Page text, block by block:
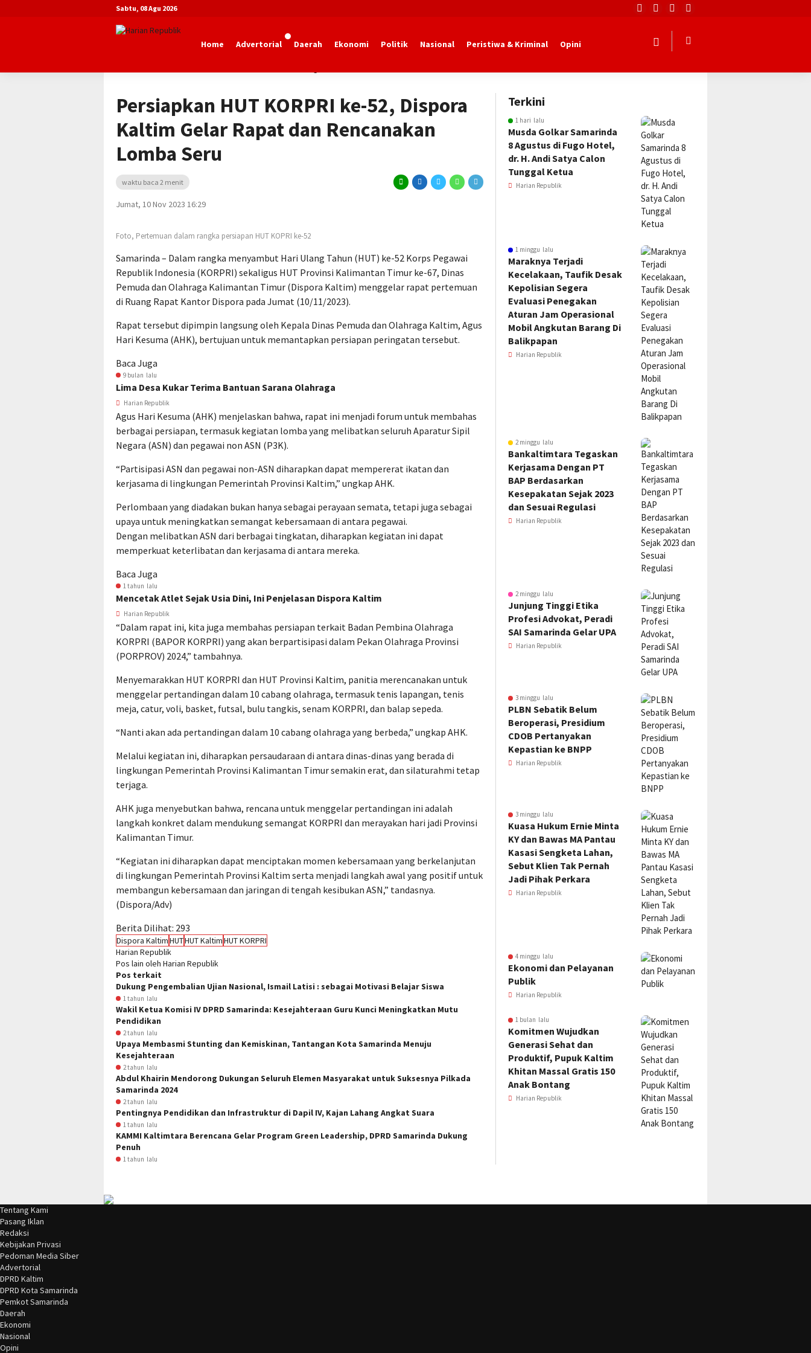
Sabtu, 08 Agu 2026
Home Advertorial Daerah Ekonomi Politik Nasional Peristiwa & Kriminal Opini
Persiapkan HUT KORPRI ke-52, Dispora
Kaltim Gelar Rapat dan Rencanakan
Lomba Seru
waktu baca 2 menit
Jumat, 10 Nov 2023 16:29
Foto, Pertemuan dalam rangka persiapan HUT KOPRI ke-52
Samarinda – Dalam rangka menyambut Hari Ulang Tahun (HUT) ke-52 Korps Pegawai
Republik Indonesia (KORPRI) sekaligus HUT Provinsi Kalimantan Timur ke-67, Dinas
Pemuda dan Olahraga Kalimantan Timur (Dispora Kaltim) menggelar rapat pertemuan
di Ruang Rapat Kantor Dispora pada Jumat (10/11/2023).
Rapat tersebut dipimpin langsung oleh Kepala Dinas Pemuda dan Olahraga Kaltim, Agus
Hari Kesuma (AHK), bertujuan untuk memantapkan persiapan peringatan tersebut.
Baca Juga
9 bulan lalu
Lima Desa Kukar Terima Bantuan Sarana Olahraga
Harian Republik
Agus Hari Kesuma (AHK) menjelaskan bahwa, rapat ini menjadi forum untuk membahas
berbagai persiapan, termasuk kegiatan lomba yang melibatkan seluruh Aparatur Sipil
Negara (ASN) dan pegawai non ASN (P3K).
“Partisipasi ASN dan pegawai non-ASN diharapkan dapat mempererat ikatan dan
kerjasama di lingkungan Pemerintah Provinsi Kaltim,” ungkap AHK.
Perlombaan yang diadakan bukan hanya sebagai perayaan semata, tetapi juga sebagai
upaya untuk meningkatkan semangat kebersamaan di antara pegawai.
Dengan melibatkan ASN dari berbagai tingkatan, diharapkan kegiatan ini dapat
memperkuat keterlibatan dan kerjasama di antara mereka.
Baca Juga
1 tahun lalu
Mencetak Atlet Sejak Usia Dini, Ini Penjelasan Dispora Kaltim
Harian Republik
“Dalam rapat ini, kita juga membahas persiapan terkait Badan Pembina Olahraga
KORPRI (BAPOR KORPRI) yang akan berpartisipasi dalam Pekan Olahraga Provinsi
(PORPROV) 2024,” tambahnya.
Menyemarakkan HUT KORPRI dan HUT Provinsi Kaltim, panitia merencanakan untuk
menggelar pertandingan dalam 10 cabang olahraga, termasuk tenis lapangan, tenis
meja, catur, voli, basket, futsal, bulu tangkis, senam KORPRI, dan balap sepeda.
“Nanti akan ada pertandingan dalam 10 cabang olahraga yang berbeda,” ungkap AHK.
Melalui kegiatan ini, diharapkan persaudaraan di antara dinas-dinas yang berada di
lingkungan Pemerintah Provinsi Kalimantan Timur semakin erat, dan silaturahmi tetap
terjaga.
AHK juga menyebutkan bahwa, rencana untuk menggelar pertandingan ini adalah
langkah konkret dalam mendukung semangat KORPRI dan merayakan hari jadi Provinsi
Kalimantan Timur.
“Kegiatan ini diharapkan dapat menciptakan momen kebersamaan yang berkelanjutan
di lingkungan Pemerintah Provinsi Kaltim serta menjadi langkah awal yang positif untuk
membangun kebersamaan dan jaringan di tengah kesibukan ASN,” tandasnya.
(Dispora/Adv)
Berita Dilihat: 293
Dispora KaltimHUTHUT KaltimHUT KORPRI
Harian Republik
Pos lain oleh Harian Republik
Pos terkait
Dukung Pengembalian Ujian Nasional, Ismail Latisi : sebagai Motivasi Belajar Siswa
1 tahun lalu
Wakil Ketua Komisi IV DPRD Samarinda: Kesejahteraan Guru Kunci Meningkatkan Mutu
Pendidikan
2 tahun lalu
Upaya Membasmi Stunting dan Kemiskinan, Tantangan Kota Samarinda Menuju
Kesejahteraan
2 tahun lalu
Abdul Khairin Mendorong Dukungan Seluruh Elemen Masyarakat untuk Suksesnya Pilkada
Samarinda 2024
2 tahun lalu
Pentingnya Pendidikan dan Infrastruktur di Dapil IV, Kajan Lahang Angkat Suara
1 tahun lalu
KAMMI Kaltimtara Berencana Gelar Program Green Leadership, DPRD Samarinda Dukung
Penuh
1 tahun lalu
Terkini
1 hari lalu
Musda Golkar Samarinda
8 Agustus di Fugo Hotel,
dr. H. Andi Satya Calon
Tunggal Ketua
Harian Republik
1 minggu lalu
Maraknya Terjadi
Kecelakaan, Taufik Desak
Kepolisian Segera
Evaluasi Penegakan
Aturan Jam Operasional
Mobil Angkutan Barang Di
Balikpapan
Harian Republik
2 minggu lalu
Bankaltimtara Tegaskan
Kerjasama Dengan PT
BAP Berdasarkan
Kesepakatan Sejak 2023
dan Sesuai Regulasi
Harian Republik
2 minggu lalu
Junjung Tinggi Etika
Profesi Advokat, Peradi
SAI Samarinda Gelar UPA
Harian Republik
3 minggu lalu
PLBN Sebatik Belum
Beroperasi, Presidium
CDOB Pertanyakan
Kepastian ke BNPP
Harian Republik
3 minggu lalu
Kuasa Hukum Ernie Minta
KY dan Bawas MA Pantau
Kasasi Sengketa Lahan,
Sebut Klien Tak Pernah
Jadi Pihak Perkara
Harian Republik
4 minggu lalu
Ekonomi dan Pelayanan
Publik
Harian Republik
1 bulan lalu
Komitmen Wujudkan
Generasi Sehat dan
Produktif, Pupuk Kaltim
Khitan Massal Gratis 150
Anak Bontang
Harian Republik
Tentang Kami
Pasang Iklan
Redaksi
Kebijakan Privasi
Pedoman Media Siber
Advertorial
DPRD Kaltim
DPRD Kota Samarinda
Pemkot Samarinda
Daerah
Ekonomi
Nasional
Opini